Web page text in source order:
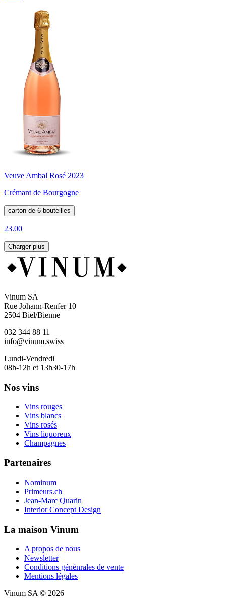
Veuve Ambal Rosé 2023
Crémant de Bourgogne
carton de 6 bouteilles
23.00
Charger plus
Vinum SA
Rue Johann-Renfer 10
2504 Biel/Bienne
032 344 88 11
info@vinum.swiss
Lundi-Vendredi
08h-12h et 13h30-17h
Nos vins
Vins rouges
Vins blancs
Vins rosés
Vins liquoreux
Champagnes
Partenaires
Nominum
Primeurs.ch
Jean-Marc Quarin
Interior Concept Design
La maison Vinum
A propos de nous
Newsletter
Conditions génénrales de vente
Mentions légales
Vinum SA © 2026